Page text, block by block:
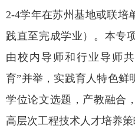
2-4学年在苏州基地或联培
践直至完成学业）。本专
由校内导师和行业导师
育”并举，实践育人特色鲜
学位论文选题，产教融合
高层次工程技术人才培养策